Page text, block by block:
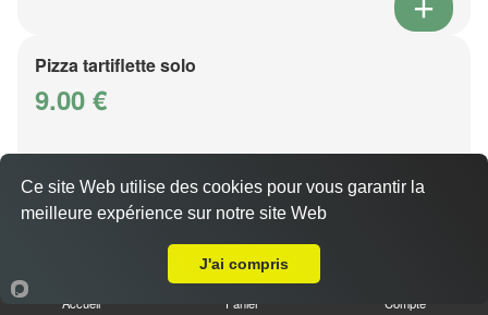
Pizza tartiflette solo
9.00 €
Base crème fraîche, fromage, poitrine de dinde fumée,
reblochon, pommes de terre
Accueil Panier Compte
Ce site Web utilise des cookies pour vous garantir la
meilleure expérience sur notre site Web
J'ai compris